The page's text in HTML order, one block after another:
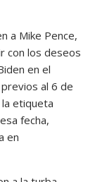
a Mike Pence,
con los deseos
en el
al 6 de
etiqueta
fecha,
en